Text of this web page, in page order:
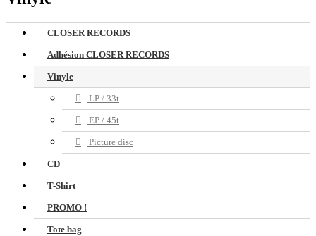
CLOSER RECORDS
Adhésion CLOSER RECORDS
Vinyle
LP / 33t
EP / 45t
Picture disc
CD
T-Shirt
PROMO !
Tote bag